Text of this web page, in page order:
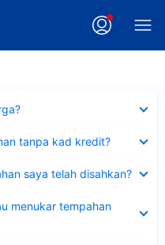
tanpa kad kredit?
saya telah disahkan?
menukar tempahan